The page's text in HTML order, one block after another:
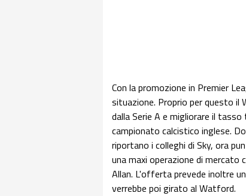
Con la promozione in Premier
situazione. Proprio per questo il
dalla Serie A e migliorare il
campionato calcistico inglese.
riportano i colleghi di Sky, ora
una maxi operazione di mercato
Allan. L'offerta prevede inoltre
verrebbe poi girato al Watford.